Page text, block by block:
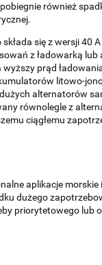
również
się z wersji 40
z ładowarką
prąd
litowo-
alternatorów
równolegle z
ciągłemu
aplikacje morskie
dużego
priorytetowego lub